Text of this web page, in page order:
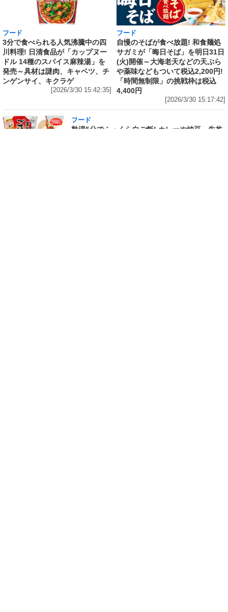
フード
3分で食べられる人気沸騰中の四
川料理! 日清食品が「カップヌー
ドル 14種のスパイス麻辣湯」を
発売～具材は謎肉、キャベツ、チ
ンゲンサイ、キクラゲ
[2026/3/30 15:42:35]
フード
自慢のそばが食べ放題! 和食麺処
サガミが「晦日そば」を明日31日
(火)開催～大海老天などの天ぷら
や薬味などもついて税込2,200円!
「時間無制限」の挑戦枠は税込
4,400円
[2026/3/30 15:17:42]
フード
熱湯5分でふっくら白ご飯! カレーや納豆、牛丼